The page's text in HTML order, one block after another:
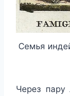
Семья
Через пару